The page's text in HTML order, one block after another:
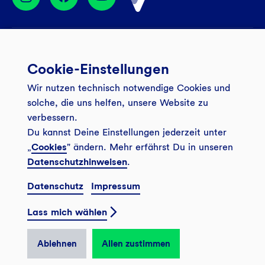
Banking App
Service
Onlinebanking Login
Sicheres Banking
FAQ
Kontakt
Newsletter
GLS Bank Magazin
Unsere Angebote
Girokonto
Mitgliederkonto
Tagesgeldkonto
Finanzieren
Investieren
Wo wirkt die GLS?
Weitersagen
Veranstaltungen
Filiale finden
Presse
Karriere
Kundenmagazin Bankspiegel
Sozial-ökologisch seit 1974
© 2026 GLS Gemeinschaftsbank eG
Vertrag widerrufen
Cookie-Einstellungen
Wir nutzen technisch notwendige Cookies und
solche, die uns helfen, unsere Website zu
verbessern.
Du kannst Deine Einstellungen jederzeit unter
„Cookies" ändern. Mehr erfährst Du in unseren
Datenschutzhinweisen.
Datenschutz Impressum
Lass mich wählen
Ablehnen Allen zustimmen